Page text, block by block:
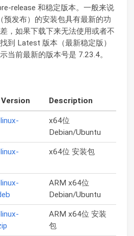
release 和稳定版本。一般来说
预发布）的安装包具有最新的功
，如果下载下来无法使用或者不
找到 Latest 版本（最新稳定版）
当前最新的版本号是 7.23.4。
Description
x64位
Debian/Ubuntu
x64位 安装包
ARM x64位
Debian/Ubuntu
ARM x64位 安装
包